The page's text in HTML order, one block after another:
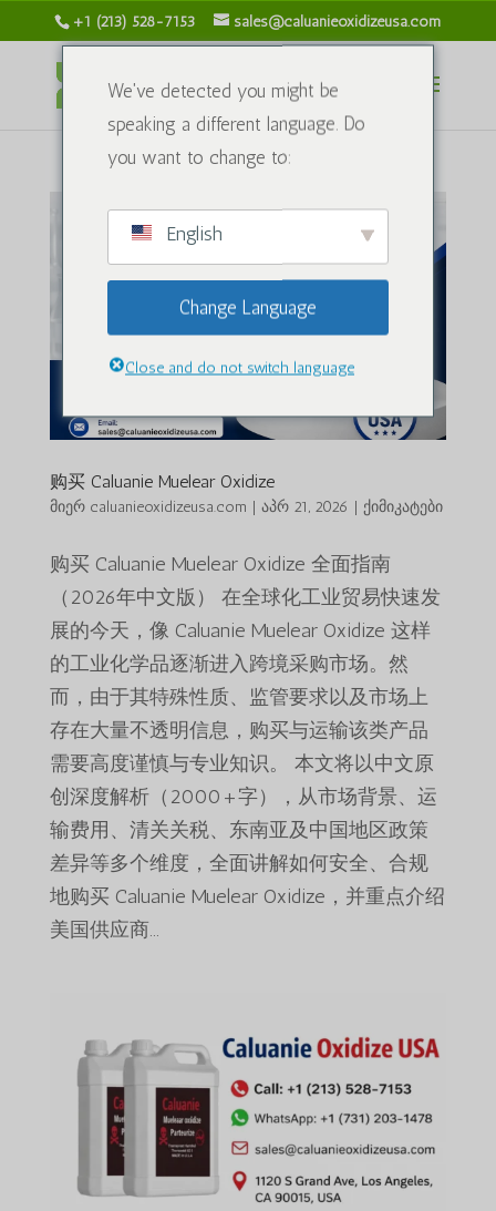
+1 (213) 528-7153 sales@caluanieoxidizeusa.com
购买 Caluanie Muelear Oxidize
მიერ caluanieoxidizeusa.com | აპრ 21, 2026 | ქიმიკატები
购买 Caluanie Muelear Oxidize 全面指南
（2026年中文版） 在全球化工业贸易快速发
展的今天，像 Caluanie Muelear Oxidize 这样
的工业化学品逐渐进入跨境采购市场。然
而，由于其特殊性质、监管要求以及市场上
存在大量不透明信息，购买与运输该类产品
需要高度谨慎与专业知识。 本文将以中文原
创深度解析（2000+字），从市场背景、运
输费用、清关关税、东南亚及中国地区政策
差异等多个维度，全面讲解如何安全、合规
地购买 Caluanie Muelear Oxidize，并重点介绍
美国供应商...
We've detected you might be
speaking a different language. Do
you want to change to:
English
Change Language
Close and do not switch language